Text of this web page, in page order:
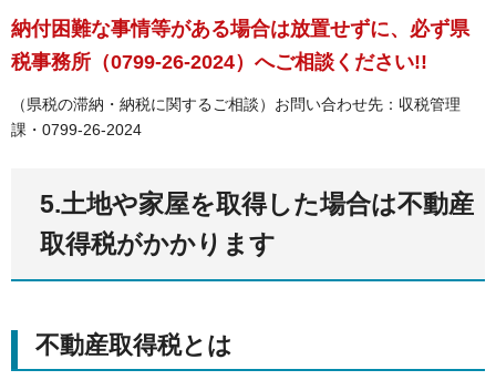
納付困難な事情等がある場合は放置せずに、必ず県
税事務所（0799-26-2024）へご相談ください!!
（県税の滞納・納税に関するご相談）お問い合わせ先：収税管理
課・0799-26-2024
5.土地や家屋を取得した場合は不動産
取得税がかかります
不動産取得税とは